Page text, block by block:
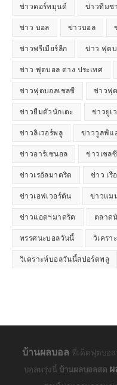
ข่าวดอร์ทมุนด์ ข่าวทีมช
ข่าว บอล ข่าวบอล
ข่าวพรีเมียร์ลีก ข่าว ฟุต
ข่าว ฟุตบอล ต่าง ประเทศ
ข่าวฟุตบอลเชลซี ข่าวฟุ
ข่าวยืมตัวนักเตะ ข่าวยูเ
ข่าวลิเวอร์พลู ข่าววูลฟ์แ
ข่าวอาร์เซนอล ข่าวเชลซี
ข่าวเรอัลมาดริด ข่าว เรื
ข่าวเอฟเวอร์ตัน ข่าวแม
ข่าวแอตฯมาดริด ตลาด
ทรรศนะบอลวันนี้ วิเครา
วิเคราะห์บอลวันนี้สปอร์ตพลู
บ้านผลบอล ที่เด็ดฟุตบอ
บอลพรุ่งนี้ บ้านผลบอลสด